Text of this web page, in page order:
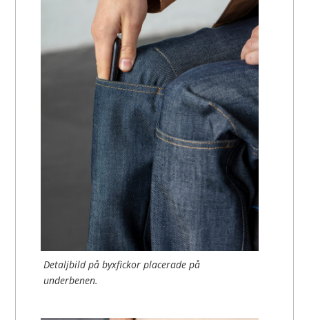
Detaljbild på byxfickor placerade på
underbenen.